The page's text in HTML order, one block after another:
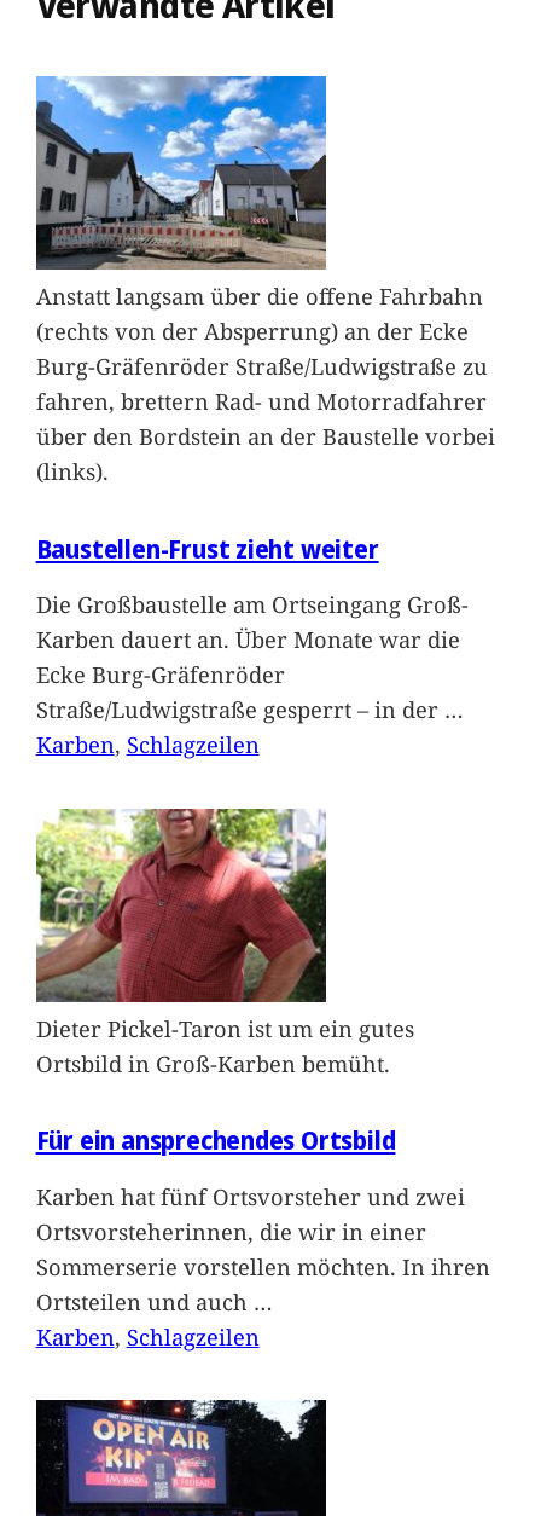
Anstatt langsam über die offene Fahrbahn
(rechts von der Absperrung) an der Ecke
Burg-Gräfenröder Straße/Ludwigstraße zu
fahren, brettern Rad- und Motorradfahrer
über den Bordstein an der Baustelle vorbei
(links).
Baustellen-Frust zieht weiter
Die Großbaustelle am Ortseingang Groß-
Karben dauert an. Über Monate war die
Ecke Burg-Gräfenröder
Straße/Ludwigstraße gesperrt – in der …
Karben, Schlagzeilen
Dieter Pickel-Taron ist um ein gutes
Ortsbild in Groß-Karben bemüht.
Für ein ansprechendes Ortsbild
Karben hat fünf Ortsvorsteher und zwei
Ortsvorsteherinnen, die wir in einer
Sommerserie vorstellen möchten. In ihren
Ortsteilen und auch …
Karben, Schlagzeilen